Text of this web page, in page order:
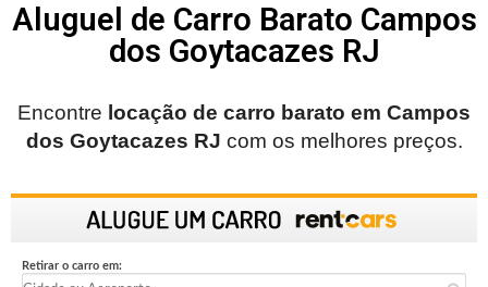
Aluguel de Carro Barato Campos
dos Goytacazes RJ
Encontre locação de carro barato em Campos
dos Goytacazes RJ com os melhores preços.